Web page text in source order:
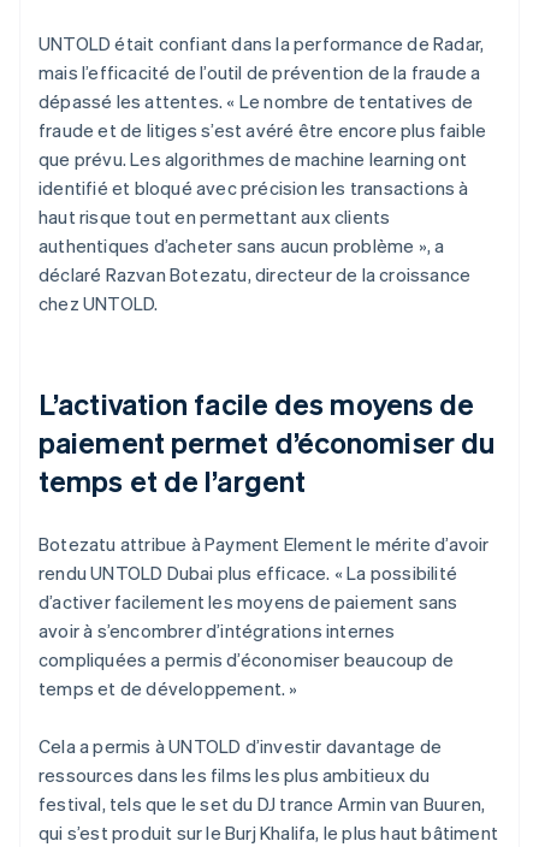
UNTOLD était confiant dans la performance de Radar,
mais l’efficacité de l’outil de prévention de la fraude a
dépassé les attentes. « Le nombre de tentatives de
fraude et de litiges s’est avéré être encore plus faible
que prévu. Les algorithmes de machine learning ont
identifié et bloqué avec précision les transactions à
haut risque tout en permettant aux clients
authentiques d’acheter sans aucun problème », a
déclaré Razvan Botezatu, directeur de la croissance
chez UNTOLD.
L’activation facile des moyens de
paiement permet d’économiser du
temps et de l’argent
Botezatu attribue à Payment Element le mérite d’avoir
rendu UNTOLD Dubai plus efficace. « La possibilité
d’activer facilement les moyens de paiement sans
avoir à s’encombrer d’intégrations internes
compliquées a permis d’économiser beaucoup de
temps et de développement. »
Cela a permis à UNTOLD d’investir davantage de
ressources dans les films les plus ambitieux du
festival, tels que le set du DJ trance Armin van Buuren,
qui s’est produit sur le Burj Khalifa, le plus haut bâtiment